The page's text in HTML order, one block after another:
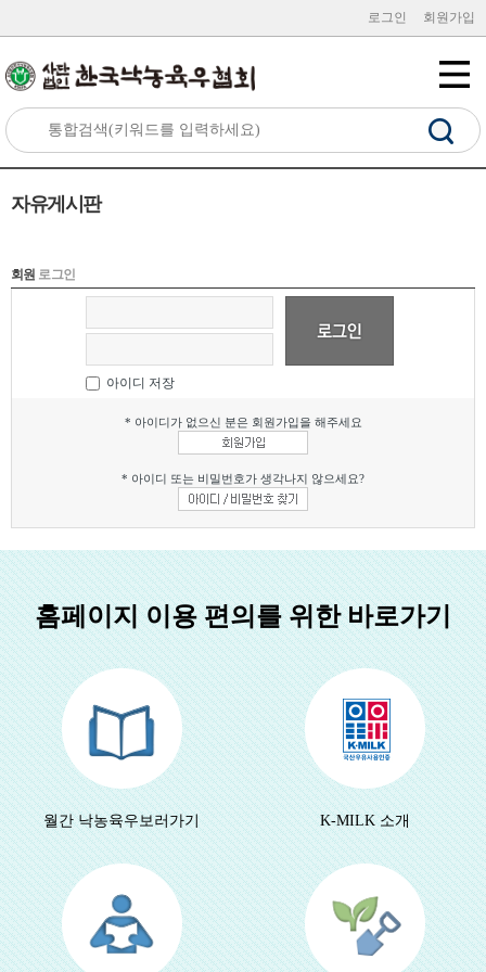
로그인 회원가입
자유게시판
회원 로그인
아이디 저장
* 아이디가 없으신 분은 회원가입을 해주세요
* 아이디 또는 비밀번호가 생각나지 않으세요?
홈페이지 이용 편의를 위한 바로가기
월간 낙농육우보러가기 K-MILK 소개